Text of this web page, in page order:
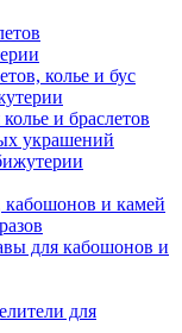
колье и бус
и браслетов
украшений
кабошонов и камей
для кабошонов и
для